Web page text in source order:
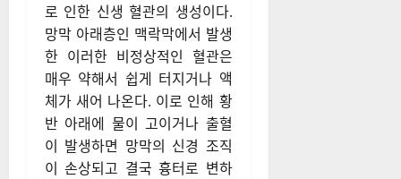
로 인한 신생 혈관의 생성이다.
망막 아래층인 맥락막에서 발생
한 이러한 비정상적인 혈관은
매우 약해서 쉽게 터지거나 액
체가 새어 나온다. 이로 인해 황
반 아래에 물이 고이거나 출혈
이 발생하면 망막의 신경 조직
이 손상되고 결국 흉터로 변하